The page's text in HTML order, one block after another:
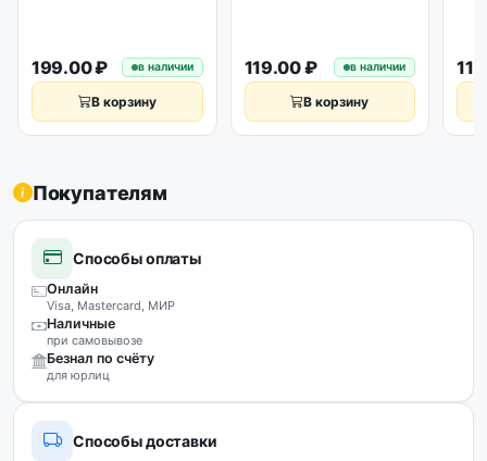
199.00 ₽ в наличии
В корзину
119.00 ₽ в наличии
В корзину
Покупателям
Способы оплаты
Онлайн
Visa, Mastercard, МИР
Наличные
при самовывозе
Безнал по счёту
для юрлиц
Способы доставки